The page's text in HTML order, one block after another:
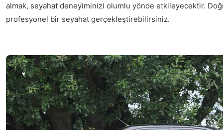
almak, seyahat deneyiminizi olumlu yönde etkileyecektir.
profesyonel bir seyahat gerçekleştirebilirsiniz.